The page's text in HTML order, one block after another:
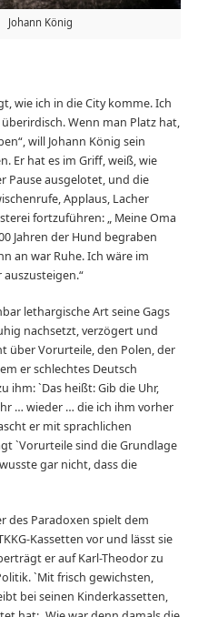
Johann König
wie ich in die City komme. Ich
Wenn man Platz hat,
will Johann König sein
Er hat es im Griff, weiß, wie
Pause ausgelotet, und die
Applaus, Lacher
fortzuführen: „ Meine Oma
Jahren der Hund begraben
an war Ruhe. Ich wäre im
lethargische Art seine Gags
nachsetzt, verzögert und
über Vorurteile, den Polen, der
er schlechtes Deutsch
ihm: `Das heißt: Gib die Uhr,
… wieder … die ich ihm vorher
er mit sprachlichen
`Vorurteile sind die Grundlage
gar nicht, dass die
des Paradoxen spielt dem
Kassetten vor und lässt sie
er auf Karl-Theodor zu
`Mit frisch gewichsten,
bei seinen Kinderkassetten,